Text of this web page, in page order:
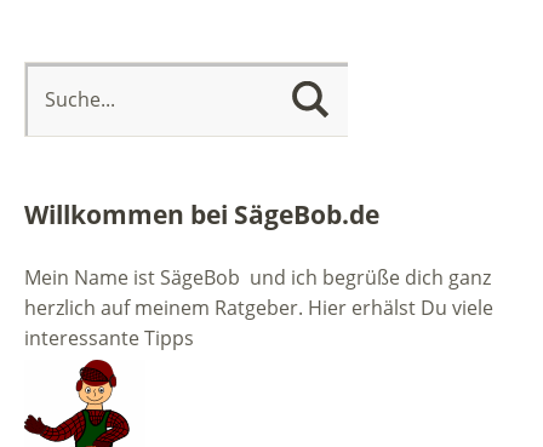
Willkommen bei SägeBob.de
Mein Name ist SägeBob und ich begrüße dich ganz
herzlich auf meinem Ratgeber. Hier erhälst Du viele
interessante Tipps